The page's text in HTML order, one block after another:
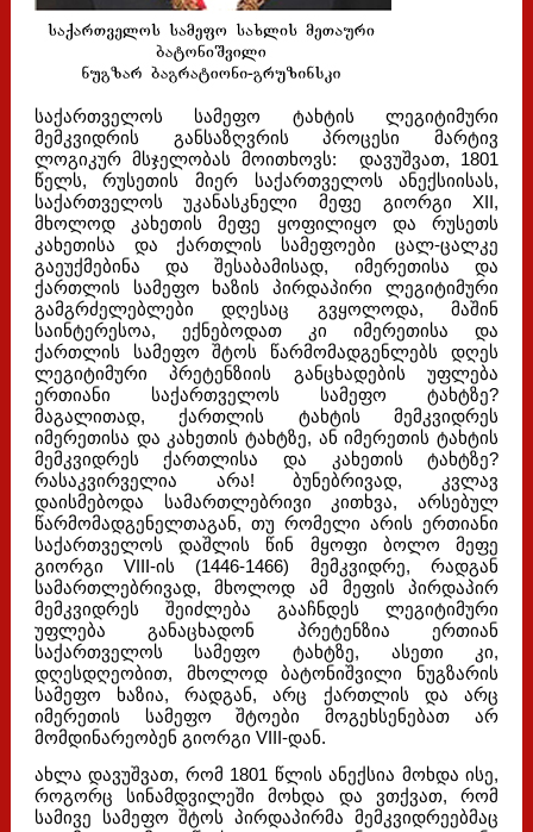
საქართველოს სამეფო ტახტის ლეგიტიმური
მემკვიდრის განსაზღვრის პროცესი მარტივ
ლოგიკურ მსჯელობას მოითხოვს: დავუშვათ, 1801
წელს, რუსეთის მიერ საქართველოს ანექსიისას,
საქართველოს უკანასკნელი მეფე გიორგი XII,
მხოლოდ კახეთის მეფე ყოფილიყო და რუსეთს
კახეთისა და ქართლის სამეფოები ცალ-ცალკე
გაეუქმებინა და შესაბამისად, იმერეთისა და
ქართლის სამეფო ხაზის პირდაპირი ლეგიტიმური
გამგრძელებლები დღესაც გვყოლოდა, მაშინ
საინტერესოა, ექნებოდათ კი იმერეთისა და
ქართლის სამეფო შტოს წარმომადგენლებს დღეს
ლეგიტიმური პრეტენზიის განცხადების უფლება
ერთიანი საქართველოს სამეფო ტახტზე?
მაგალითად, ქართლის ტახტის მემკვიდრეს
იმერეთისა და კახეთის ტახტზე, ან იმერეთის ტახტის
მემკვიდრეს ქართლისა და კახეთის ტახტზე?
რასაკვირველია არა! ბუნებრივად, კვლავ
დაისმებოდა სამართლებრივი კითხვა, არსებულ
წარმომადგენელთაგან, თუ რომელი არის ერთიანი
საქართველოს დაშლის წინ მყოფი ბოლო მეფე
გიორგი VIII-ის (1446-1466) მემკვიდრე, რადგან
სამართლებრივად, მხოლოდ ამ მეფის პირდაპირ
მემკვიდრეს შეიძლება გააჩნდეს ლეგიტიმური
უფლება განაცხადონ პრეტენზია ერთიან
საქართველოს სამეფო ტახტზე, ასეთი კი,
დღესდღეობით, მხოლოდ ბატონიშვილი ნუგზარის
სამეფო ხაზია, რადგან, არც ქართლის და არც
იმერეთის სამეფო შტოები მოგეხსენებათ არ
მომდინარეობენ გიორგი VIII-დან.
ახლა დავუშვათ, რომ 1801 წლის ანექსია მოხდა ისე,
როგორც სინამდვილეში მოხდა და ვთქვათ, რომ
სამივე სამეფო შტოს პირდაპირმა მემკვიდრეებმაც